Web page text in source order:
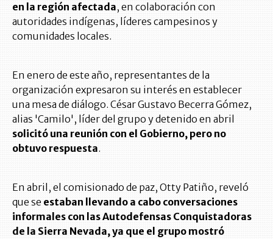
en la región afectada, en colaboración con
autoridades indígenas, líderes campesinos y
comunidades locales.
En enero de este año, representantes de la
organización expresaron su interés en establecer
una mesa de diálogo. César Gustavo Becerra Gómez,
alias 'Camilo', líder del grupo y detenido en abril
solicitó una reunión con el Gobierno, pero no
obtuvo respuesta.
En abril, el comisionado de paz, Otty Patiño, reveló
que se estaban llevando a cabo conversaciones
informales con las Autodefensas Conquistadoras
de la Sierra Nevada, ya que el grupo mostró